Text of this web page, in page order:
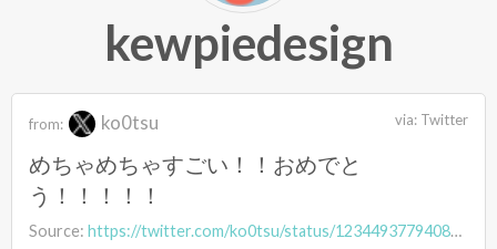
kewpiedesign
from: ko0tsu via: Twitter
めちゃめちゃすごい！！おめでと
う！！！！！
Source: https://twitter.com/ko0tsu/status/1234493779408646144